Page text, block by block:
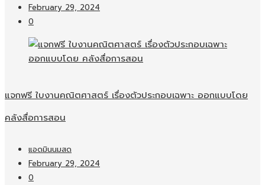
February 29, 2024
0
แจกฟรี ใบงานคณิตศาสตร์ เรื่องตัวประกอบเฉพาะ ออกแบบโดย
คลังสื่อการสอน
แอดมินนมสด
February 29, 2024
0